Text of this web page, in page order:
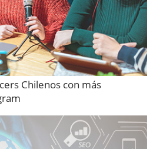
Chilenos con más